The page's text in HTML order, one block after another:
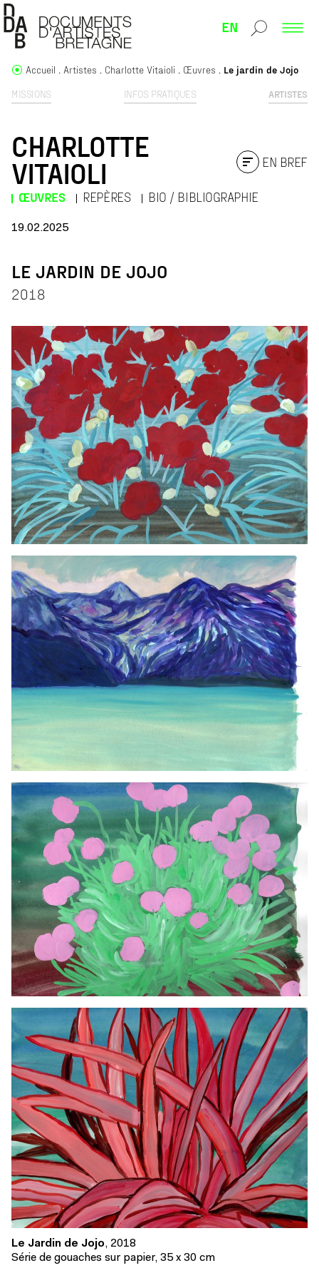
EN
MISSIONS INFOS PRATIQUES ARTISTES
Accueil Artistes Charlotte Vitaioli Œuvres Le jardin de Jojo
CHARLOTTE
VITAIOLI
ŒUVRES REPÈRES BIO / BIBLIOGRAPHIE
EN BREF
19.02.2025
LE JARDIN DE JOJO
2018
Le Jardin de Jojo, 2018
Série de gouaches sur papier, 35 x 30 cm